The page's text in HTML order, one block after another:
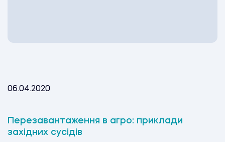
06.04.2020
Перезавантаження в агро: приклади
західних сусідів